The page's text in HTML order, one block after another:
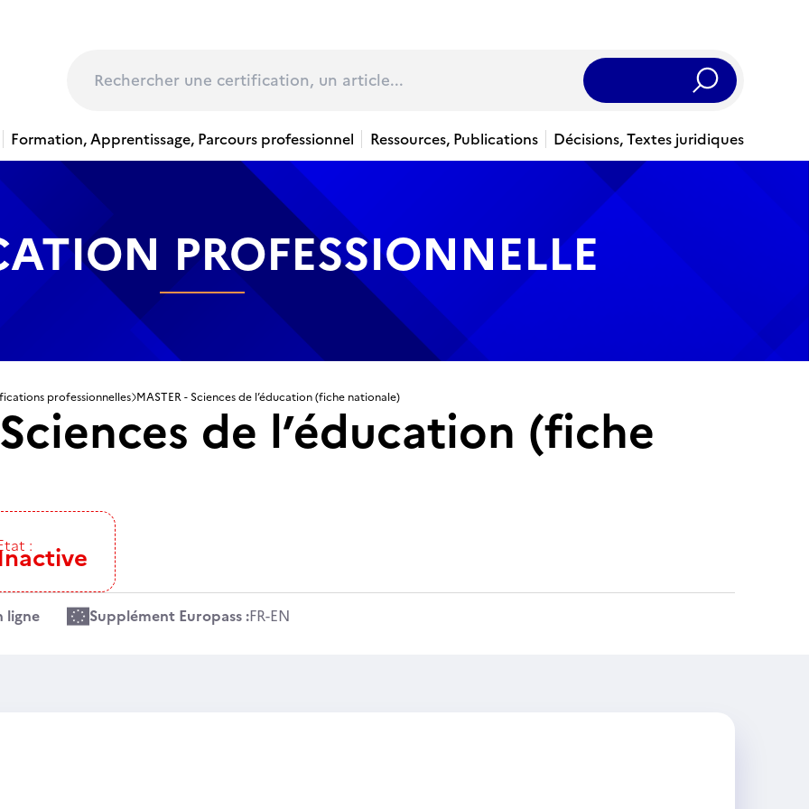
Rechercher
Formation, Apprentissage, Parcours professionnel Ressources, Publications Décisions, Textes juridiques
PROFESSIONNELLE
professionnelles MASTER - Sciences de l’éducation (fiche nationale)
Sciences de l’éducation (fiche
:
ligne Supplément Europass :FR-EN